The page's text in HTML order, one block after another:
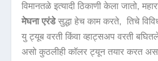
विमानतळे इत्यादी ठिकाणी केला जातो,
मेघना एरंडेसुद्धा हेच काम करते, तिचे
यु ट्यूब वरती किंवा व्हाट्सअप वरती
असो कुठलीही कॉलर ट्यून तयार करत